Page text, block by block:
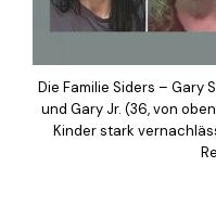
Die Familie Siders – Gary
und Gary Jr. (36, von
Kinder stark